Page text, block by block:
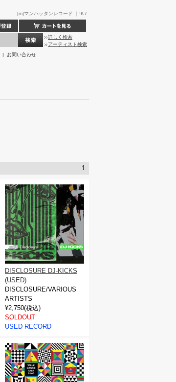
[m]マンハッタンレコード ｜!K7
詳しく検索
アーティスト検索
| お問い合わせ
1
DISCLOSURE DJ-KICKS
(USED)
DISCLOSURE/VARIOUS
ARTISTS
¥2,750(税込)
SOLDOUT
USED RECORD